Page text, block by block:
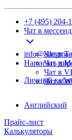
+7 (495) 204-
Чат в
Чат в
Чат в
Чат в
Чат в
Написать
Личный
Английский
Прайс-лист
Калькуляторы